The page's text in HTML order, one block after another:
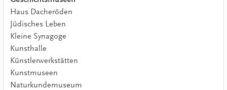
Haus Dacheröden
Jüdisches Leben
Kleine Synagoge
Kunsthalle
Künstlerwerkstätten
Kunstmuseen
Naturkundemuseum